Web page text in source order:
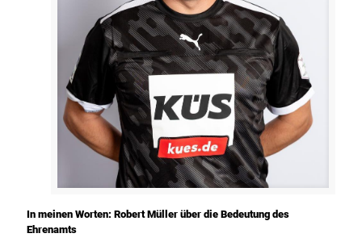
In meinen Worten: Robert Müller über die Bedeutung des
Ehrenamts